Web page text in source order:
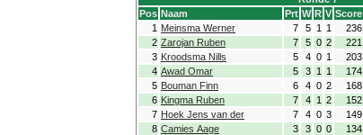
Pos Naam Prt W R V Score
1 Meinsma Werner 7 5 1 1 236
2 Zarojan Ruben 7 5 0 2 221
3 Kroodsma Nills 5 4 0 1 203
4 Awad Omar 5 3 1 1 174
5 Bouman Finn 6 4 0 2 168
6 Kingma Ruben 7 4 1 2 152
7 Hoek Jens van der 7 4 0 3 149
8 Camies Aage 3 3 0 0 134